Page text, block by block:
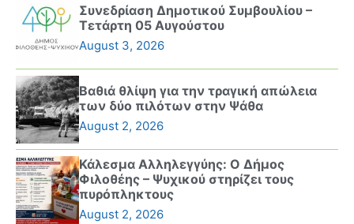
Συνεδρίαση Δημοτικού Συμβουλίου –
Τετάρτη 05 Αυγούστου
August 3, 2026
Βαθιά θλίψη για την τραγική απώλεια
των δύο πιλότων στην Ψάθα
August 2, 2026
Κάλεσμα Αλληλεγγύης: Ο Δήμος
Φιλοθέης – Ψυχικού στηρίζει τους
πυρόπληκτους
August 2, 2026